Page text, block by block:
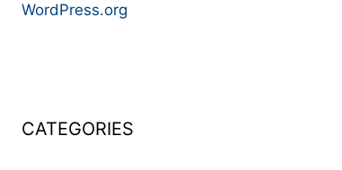
WordPress.org
CATEGORIES